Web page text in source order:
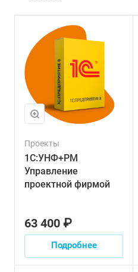
Проекты
1С:УНФ+РМ
Управление
проектной фирмой
63 400 ₽
Подробнее